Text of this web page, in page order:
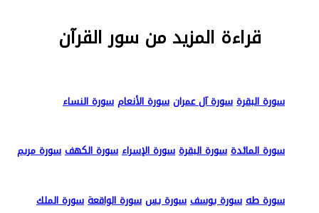
قراءة المزيد من سور القرآن
سورة البقرة سورة آل عمران سورة الأنعام سورة النساء
سورة المائدة سورة البقرة سورة الإسراء سورة الكهف سورة مريم
سورة طه سورة يوسف سورة يس سورة الواقعة سورة الملك